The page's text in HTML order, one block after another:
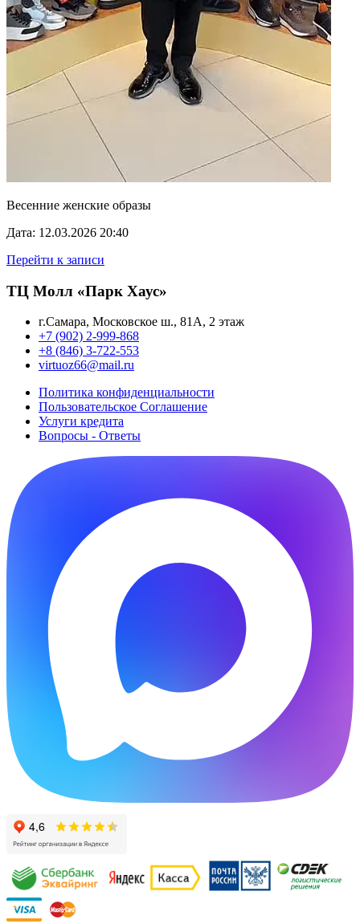
Весенние женские образы
Дата: 12.03.2026 20:40
Перейти к записи
ТЦ Молл «Парк Хаус»
г.Самара, Московское ш., 81А, 2 этаж
+7 (902) 2-999-868
+8 (846) 3-722-553
virtuoz66@mail.ru
Политика конфиденциальности
Пользовательское Cоглашение
Услуги кредита
Вопросы - Ответы